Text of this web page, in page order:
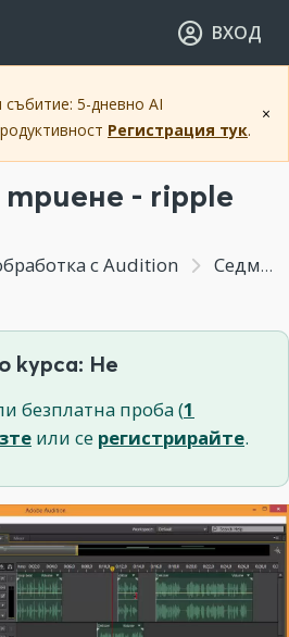
ВХОД
×
5-дневно AI
Регистрация тук.
- ripple
с Audition Седмица 7 - Настройки, команди и ефекти- Част 1
курса: Не
безплатна проба (1
или се регистрирайте.